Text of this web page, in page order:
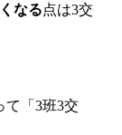
なる点は3交
て「3班3交